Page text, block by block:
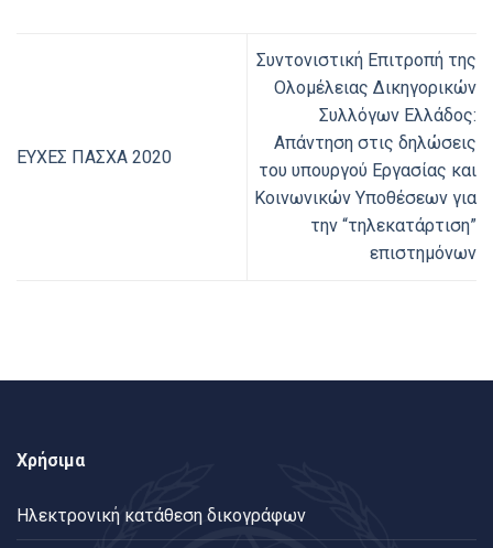
ΕΥΧΕΣ ΠΑΣΧΑ 2020
Συντονιστική Επιτροπή της
Ολομέλειας Δικηγορικών
Συλλόγων Ελλάδος:
Απάντηση στις δηλώσεις
του υπουργού Εργασίας και
Κοινωνικών Υποθέσεων για
την “τηλεκατάρτιση”
επιστημόνων
Χρήσιμα
Ηλεκτρονική κατάθεση δικογράφων